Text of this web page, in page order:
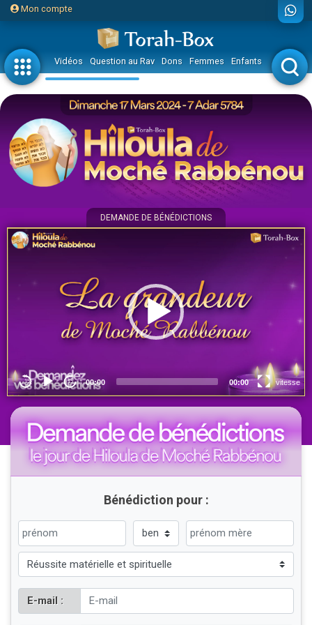
Mon compte
Vidéos Question au Rav Dons Femmes Enfants Etude sur
DEMANDE DE BÉNÉDICTIONS
Bénédiction pour :
E-mail :